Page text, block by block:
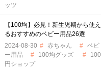
ッツ
【100均】必見！新生児期から使え
るおすすめのベビー用品26選
2024-08-30
赤ちゃん
ベビ
ー用品
100均グッズ
100
円ショップ